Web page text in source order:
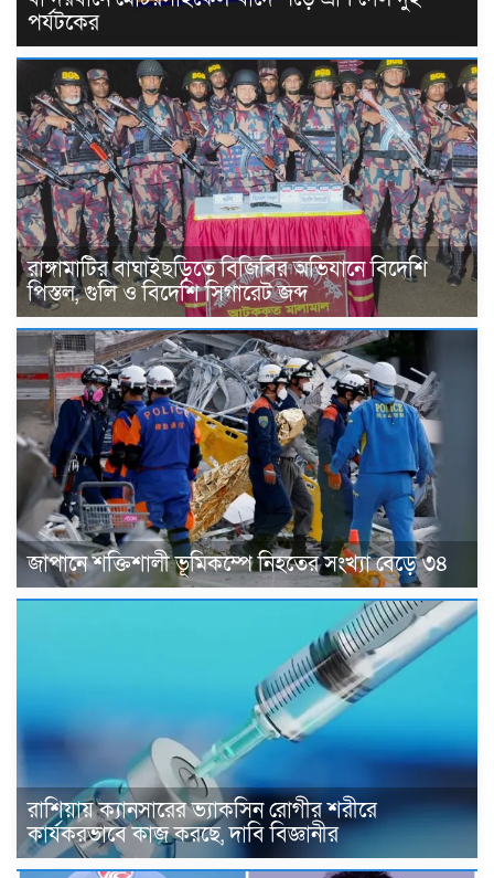
পর্যটকের
রাঙ্গামাটির বাঘাইছড়িতে বিজিবির অভিযানে বিদেশি
পিস্তল, গুলি ও বিদেশি সিগারেট জব্দ
জাপানে শক্তিশালী ভূমিকম্পে নিহতের সংখ্যা বেড়ে ৩৪
রাশিয়ায় ক্যানসারের ভ্যাকসিন রোগীর শরীরে
কার্যকরভাবে কাজ করছে, দাবি বিজ্ঞানীর